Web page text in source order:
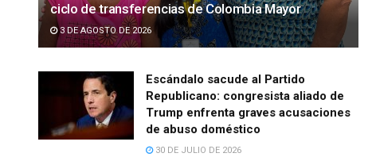
ciclo de transferencias de Colombia Mayor
3 DE AGOSTO DE 2026
Escándalo sacude al Partido
Republicano: congresista aliado de
Trump enfrenta graves acusaciones
de abuso doméstico
30 DE JULIO DE 2026